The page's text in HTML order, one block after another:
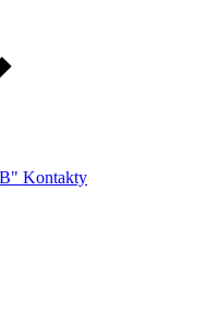
Kontakty